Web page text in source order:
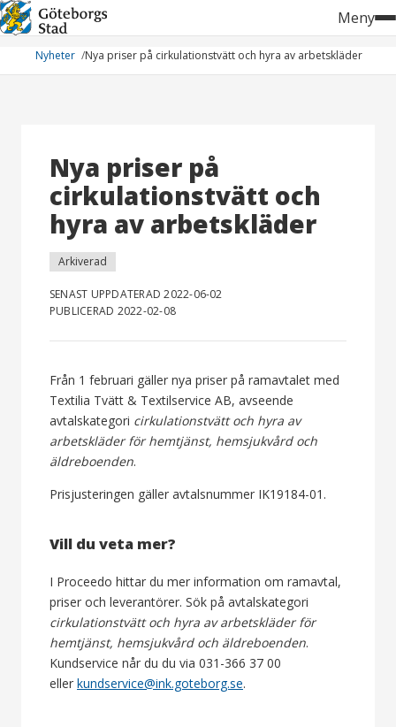
Hoppa
till
innehåll
Meny
Nyheter Nya priser på cirkulationstvätt och hyra av arbetskläder
Nya priser på
cirkulationstvätt och
hyra av arbetskläder
Arkiverad
SENAST UPPDATERAD 2022-06-02
PUBLICERAD 2022-02-08
Från 1 februari gäller nya priser på ramavtalet med
Textilia Tvätt & Textilservice AB, avseende
avtalskategori cirkulationstvätt och hyra av
arbetskläder för hemtjänst, hemsjukvård och
äldreboenden.
Prisjusteringen gäller avtalsnummer IK19184-01.
Vill du veta mer?
I Proceedo hittar du mer information om ramavtal,
priser och leverantörer. Sök på avtalskategori
cirkulationstvätt och hyra av arbetskläder för
hemtjänst, hemsjukvård och äldreboenden.
Kundservice når du du via 031-366 37 00
eller kundservice@ink.goteborg.se.